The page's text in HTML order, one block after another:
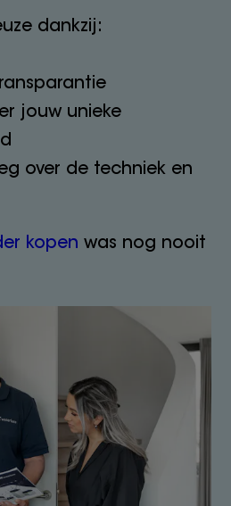
dankzij:
jouw unieke
over de techniek en
kopen was nog nooit